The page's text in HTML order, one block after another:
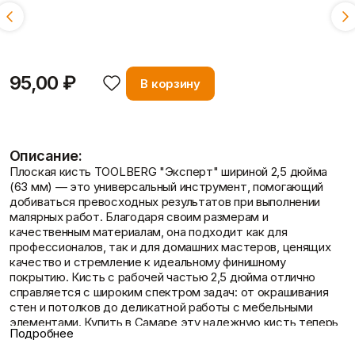
Доставка и оплата
95,00 ₽ В корзину
Описание:
Плоская кисть TOOLBERG "Эксперт" шириной 2,5 дюйма
(63 мм) — это универсальный инструмент, помогающий
добиваться превосходных результатов при выполнении
малярных работ. Благодаря своим размерам и
качественным материалам, она подходит как для
профессионалов, так и для домашних мастеров, ценящих
качество и стремление к идеальному финишному
покрытию. Кисть с рабочей частью 2,5 дюйма отлично
справляется с широким спектром задач: от окрашивания
стен и потолков до деликатной работы с мебельными
элементами. Купить в Самаре эту надежную кисть теперь
стало еще проще!
Подробнее